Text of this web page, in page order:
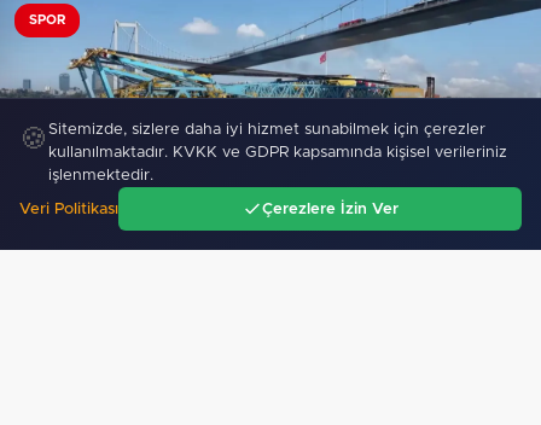
SPOR
Saipem 7000 Boğazlar'dan güvenle geçti
318
🍪 Sitemizde, sizlere daha iyi hizmet sunabilmek için çerezler
kullanılmaktadır. KVKK ve GDPR kapsamında kişisel verileriniz
işlenmektedir.
Veri Politikası Çerezlere İzin Ver
Gündem Ara Menü